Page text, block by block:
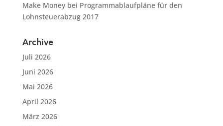
Make Moneybei Programmablaufpläne für den
Lohnsteuerabzug 2017
Archive
Juli 2026
Juni 2026
Mai 2026
April 2026
März 2026